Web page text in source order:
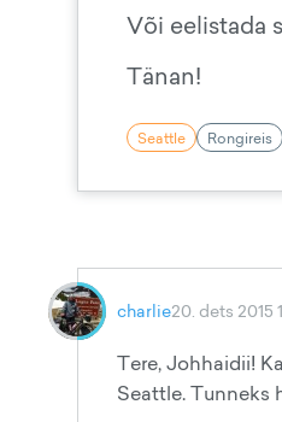
Või eelistada
Tänan!
Seattle Rongireis
charlie20. dets 2015
Tere, Johhaidii!
Seattle. Tunneks